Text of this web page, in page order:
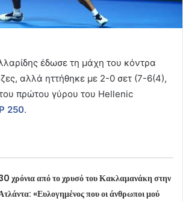
έδωσε τη μάχη του κόντρα
αλλά ηττήθηκε με 2-0 σετ (7-6(4),
πρώτου γύρου του Hellenic
250.
χρόνια από το χρυσό του Κακλαμανάκη στην
«Ευλογημένος που οι άνθρωποι μού